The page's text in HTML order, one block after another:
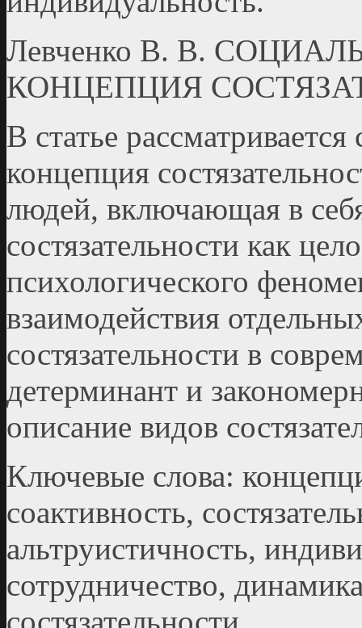
Левченко В. В.
КОНЦЕПЦИЯ
В статье
концепция
людей, включающая в
состязательности как
психологического
взаимодействия
состязательности в
детерминант и
описание видов
Ключевые слова:
соактивность,
альтруистичность,
сотрудничество,